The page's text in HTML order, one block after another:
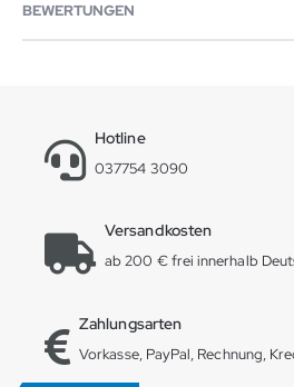
BEWERTUNGEN
Hotline
037754 3090
Versandkosten
ab 200 € frei innerhalb
Zahlungsarten
Vorkasse, PayPal, Rechnung,